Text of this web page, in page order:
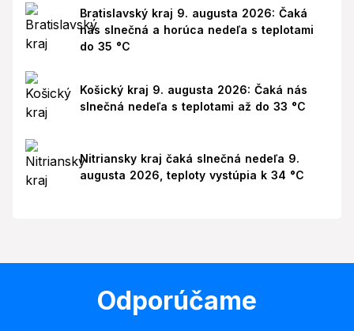
Bratislavský kraj 9. augusta 2026: Čaká
nás slnečná a horúca nedeľa s teplotami
do 35 °C
Košický kraj 9. augusta 2026: Čaká nás
slnečná nedeľa s teplotami až do 33 °C
Nitriansky kraj čaká slnečná nedeľa 9.
augusta 2026, teploty vystúpia k 34 °C
Odporúčame